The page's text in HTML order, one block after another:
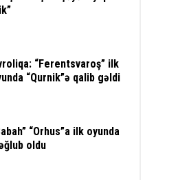
“Ferentsvaroş” ilk
“Qurnik”ə qalib gəldi
“Orhus”a ilk oyunda
oldu